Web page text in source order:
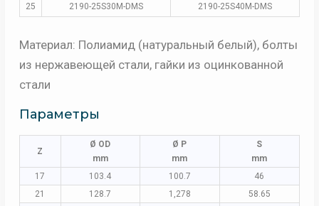
25 2190-25S30M-DMS 2190-25S40M-DMS
Материал: Полиамид (натуральный белый), болты
из нержавеющей стали, гайки из оцинкованной
стали
Параметры
Z
Ø OD
mm
Ø P
mm
S
mm
17
103.4 100.7
46
21
128.7 1,278
58.65